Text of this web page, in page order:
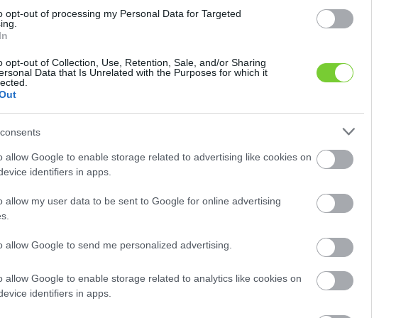
opt-out of processing my Personal Data for Targeted
opt-out of Collection, Use, Retention, Sale, and/or Sharing
Data that Is Unrelated with the Purposes for which it
allow Google to enable storage related to advertising like cookies on
identifiers in apps.
allow my user data to be sent to Google for online advertising
allow Google to send me personalized advertising.
allow Google to enable storage related to analytics like cookies on
identifiers in apps.
felé
teljesen
fehér,
bőven
a
nem
jól
Hasonló növények
Angliából származik (1894), az egész világon...
Diel'')
Abbé Fetel'')
Összes 44 hasonló növény megtekintése »